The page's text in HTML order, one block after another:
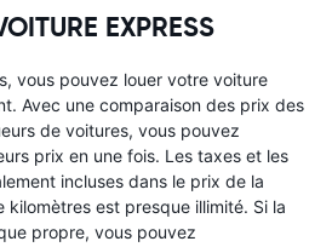
EXPRESS
vous pouvez louer votre voiture
Avec une comparaison des prix des
de voitures, vous pouvez
prix en une fois. Les taxes et les
incluses dans le prix de la
kilomètres est presque illimité. Si la
propre, vous pouvez